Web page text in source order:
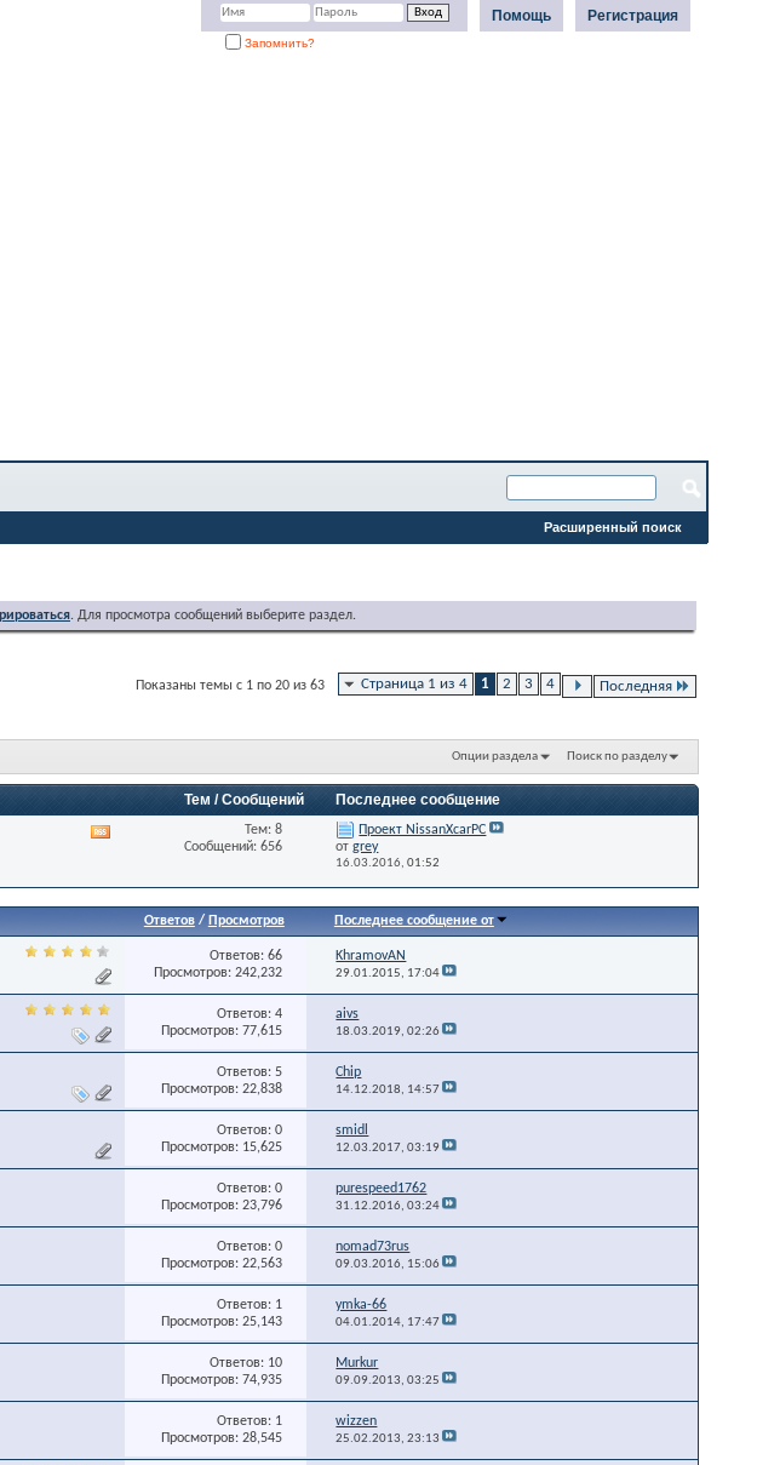
Регистрация
Помощь
Запомнить?
Расширенный поиск
. Для просмотра сообщений выберите раздел.
Страница 1 из 4 1 2 3 4 Последняя
Показаны темы с 1 по 20 из 63
Опции раздела Поиск по разделу
Тем / Сообщений Последнее сообщение
раздела
Тем: 8
Сообщений: 656
Проект NissanXcarPC
отgrey
16.03.2016,01:52
Ответов/ Просмотров Последнее сообщение от
Ответов: 66
Просмотров: 242,232
KhramovAN
29.01.2015, 17:04
Ответов: 4
Просмотров: 77,615
aivs
18.03.2019,02:26
Ответов: 5
Просмотров: 22,838
Chip
14.12.2018, 14:57
Ответов: 0
Просмотров: 15,625
smidl
12.03.2017,03:19
Ответов: 0
Просмотров: 23,796
purespeed1762
31.12.2016,03:24
Ответов: 0
Просмотров: 22,563
nomad73rus
09.03.2016, 15:06
Ответов: 1
Просмотров: 25,143
ymka-66
04.01.2014, 17:47
Ответов: 10
Просмотров: 74,935
Murkur
09.09.2013,03:25
Ответов: 1
Просмотров: 28,545
wizzen
25.02.2013,23:13